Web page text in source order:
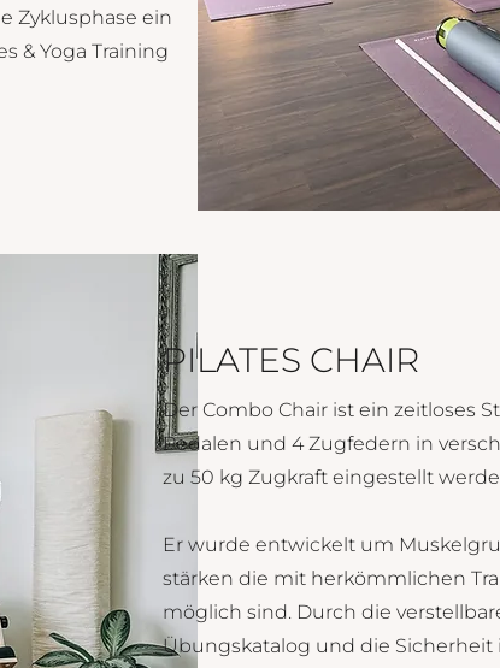
Zyklusphase ein
& Yoga Training
PILATES CHAIR
Der Combo Chair ist ein zeitloses
Pedalen und 4 Zugfedern in
zu 50 kg Zugkraft eingestellt
Er wurde entwickelt um
stärken die mit herkömmlichen
möglich sind. Durch die
Übungskatalog und die Sicherheit